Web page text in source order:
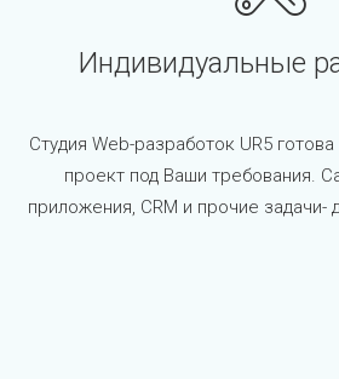
Индивидуальные
Студия Web-разработок UR5
проект под Ваши требования.
приложения, CRM и прочие задачи-